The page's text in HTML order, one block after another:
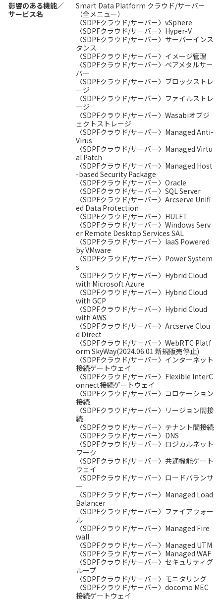
影響のある機能／
サービス名
Smart Data Platform クラウド/サーバー
（全メニュー）
〈SDPFクラウド/サーバー〉vSphere
〈SDPFクラウド/サーバー〉Hyper-V
〈SDPFクラウド/サーバー〉サーバーインス
タンス
〈SDPFクラウド/サーバー〉イメージ管理
〈SDPFクラウド/サーバー〉ベアメタルサー
バー
〈SDPFクラウド/サーバー〉ブロックストレ
ージ
〈SDPFクラウド/サーバー〉ファイルストレ
ージ
〈SDPFクラウド/サーバー〉Wasabiオブジ
ェクトストレージ
〈SDPFクラウド/サーバー〉Managed Anti-
Virus
〈SDPFクラウド/サーバー〉Managed Virtu
al Patch
〈SDPFクラウド/サーバー〉Managed Host
-based Security Package
〈SDPFクラウド/サーバー〉Oracle
〈SDPFクラウド/サーバー〉SQL Server
〈SDPFクラウド/サーバー〉Arcserve Unifi
ed Data Protection
〈SDPFクラウド/サーバー〉HULFT
〈SDPFクラウド/サーバー〉Windows Serv
er Remote Desktop Services SAL
〈SDPFクラウド/サーバー〉IaaS Powered
by VMware
〈SDPFクラウド/サーバー〉Power System
s
〈SDPFクラウド/サーバー〉Hybrid Cloud
with Microsoft Azure
〈SDPFクラウド/サーバー〉Hybrid Cloud
with GCP
〈SDPFクラウド/サーバー〉Hybrid Cloud
with AWS
〈SDPFクラウド/サーバー〉Arcserve Clou
d Direct
〈SDPFクラウド/サーバー〉WebRTC Platf
orm SkyWay(2024.06.01 新規販売停止)
〈SDPFクラウド/サーバー〉インターネット
接続ゲートウェイ
〈SDPFクラウド/サーバー〉Flexible InterC
onnect接続ゲートウェイ
〈SDPFクラウド/サーバー〉コロケーション
接続
〈SDPFクラウド/サーバー〉リージョン間接
続
〈SDPFクラウド/サーバー〉テナント間接続
〈SDPFクラウド/サーバー〉DNS
〈SDPFクラウド/サーバー〉ロジカルネット
ワーク
〈SDPFクラウド/サーバー〉共通機能ゲート
ウェイ
〈SDPFクラウド/サーバー〉ロードバランサ
ー
〈SDPFクラウド/サーバー〉Managed Load
Balancer
〈SDPFクラウド/サーバー〉ファイアウォー
ル
〈SDPFクラウド/サーバー〉Managed Fire
wall
〈SDPFクラウド/サーバー〉Managed UTM
〈SDPFクラウド/サーバー〉Managed WAF
〈SDPFクラウド/サーバー〉セキュリティグ
ループ
〈SDPFクラウド/サーバー〉モニタリング
〈SDPFクラウド/サーバー〉docomo MEC
接続ゲートウェイ